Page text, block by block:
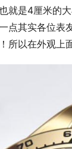
就是4厘米的
点其实各位
所以在外观上